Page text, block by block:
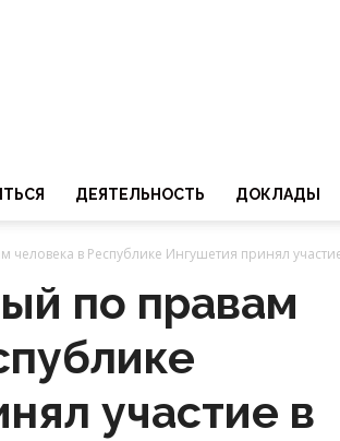
ДЕЯТЕЛЬНОСТЬ ДОКЛАДЫ
в Республике Ингушетия принял
по правам
участие в